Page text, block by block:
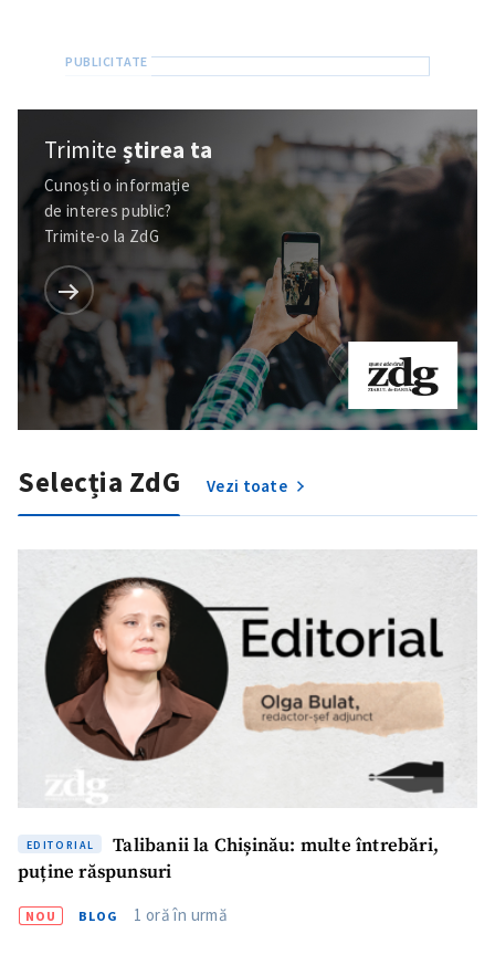
Trimiteștirea ta
Cunoști o informație
de interes public?
Trimite-o la ZdG
Selecția ZdG Vezi toate
EDITORIAL
Talibanii la Chișinău: multe întrebări,
puține răspunsuri
NOU BLOG 1 oră în urmă